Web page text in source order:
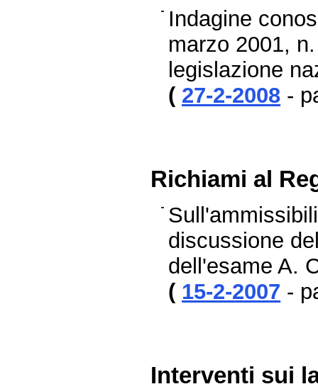
Indagine
marzo 2001,
legislazione
( 27-2-2008 -
Richiami al
discussione
dell'esame A.
( 15-2-2007 -
Interventi sui